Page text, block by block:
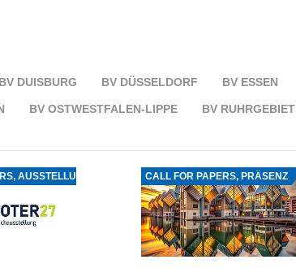
BV DUISBURG BV DÜSSELDORF BV ESSEN
BV OSTWESTFALEN-LIPPE BV RUHRGEBIET
AUSSTELLUNG CALL FOR PAPERS, PRÄSENZ